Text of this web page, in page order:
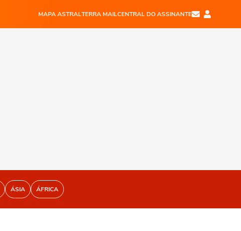
MAPA ASTRALTERRA MAILCENTRAL DO ASSINANTE
ÁSIA ÁFRICA